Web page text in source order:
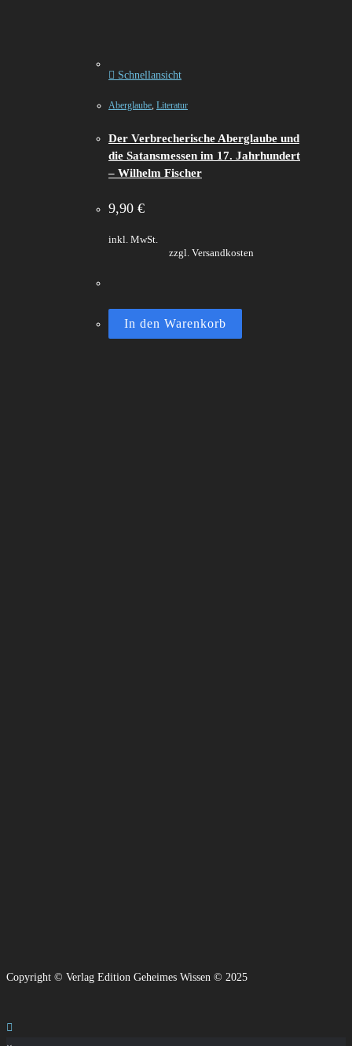
Schnellansicht
Aberglaube, Literatur
Der Verbrecherische Aberglaube und
die Satansmessen im 17. Jahrhundert
– Wilhelm Fischer
9,90 €
inkl. MwSt.
zzgl. Versandkosten
In den Warenkorb
Copyright © Verlag Edition Geheimes Wissen © 2025